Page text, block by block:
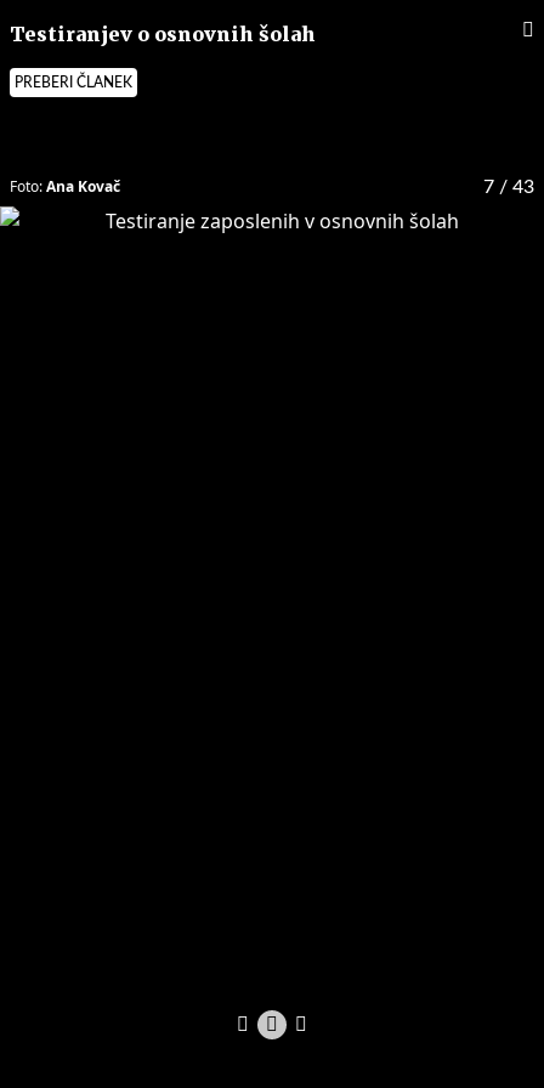
Testiranjev o osnovnih šolah
PREBERI ČLANEK
7 / 43
Foto:Ana Kovač